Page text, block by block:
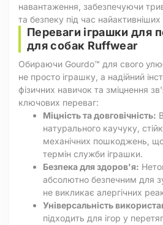
навантаження, забезпечуючи
та безпеку під час найактивніших
Переваги іграшки для
для собак Ruffwear
Обираючи Gourdo™ для свого
не просто іграшку, а надійний
фізичних навичок та зміцнення
ключових переваг:
Міцність та довговічність:
натурального каучуку,
механічних пошкоджень,
термін служби іграшки.
Безпека для здоров'я:
абсолютно безпечним для
не викликає алергічних
Універсальність
підходить для ігор у